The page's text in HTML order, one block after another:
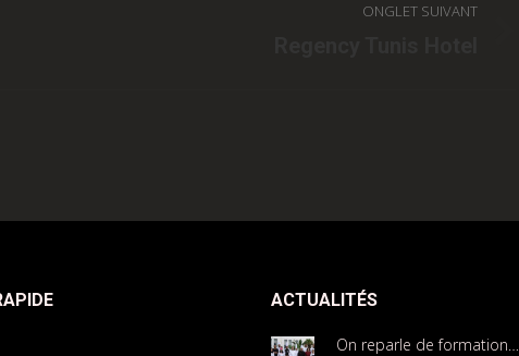
ONGLET SUIVANT
ACTUALITÉS
On reparle de formation…